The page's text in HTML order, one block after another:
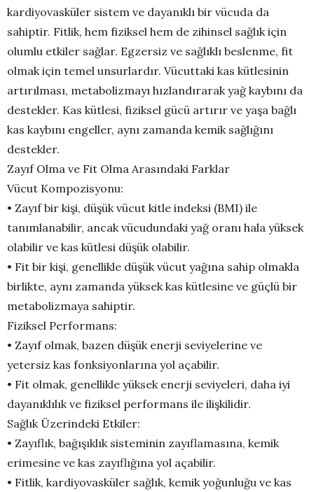
kardiyovasküler sistem ve dayanıklı bir vücuda da
sahiptir. Fitlik, hem fiziksel hem de zihinsel sağlık için
olumlu etkiler sağlar. Egzersiz ve sağlıklı beslenme, fit
olmak için temel unsurlardır. Vücuttaki kas kütlesinin
artırılması, metabolizmayı hızlandırarak yağ kaybını da
destekler. Kas kütlesi, fiziksel gücü artırır ve yaşa bağlı
kas kaybını engeller, aynı zamanda kemik sağlığını
destekler.
Zayıf Olma ve Fit Olma Arasındaki Farklar
Vücut Kompozisyonu:
• Zayıf bir kişi, düşük vücut kitle indeksi (BMI) ile
tanımlanabilir, ancak vücudundaki yağ oranı hala yüksek
olabilir ve kas kütlesi düşük olabilir.
• Fit bir kişi, genellikle düşük vücut yağına sahip olmakla
birlikte, aynı zamanda yüksek kas kütlesine ve güçlü bir
metabolizmaya sahiptir.
Fiziksel Performans:
• Zayıf olmak, bazen düşük enerji seviyelerine ve
yetersiz kas fonksiyonlarına yol açabilir.
• Fit olmak, genellikle yüksek enerji seviyeleri, daha iyi
dayanıklılık ve fiziksel performans ile ilişkilidir.
Sağlık Üzerindeki Etkiler:
• Zayıflık, bağışıklık sisteminin zayıflamasına, kemik
erimesine ve kas zayıflığına yol açabilir.
• Fitlik, kardiyovasküler sağlık, kemik yoğunluğu ve kas